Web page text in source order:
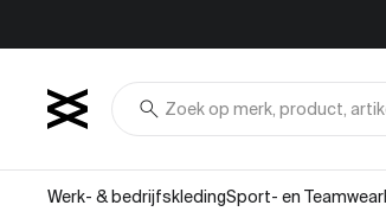
search
Werk- & bedrijfskledingSport- en Teamwear